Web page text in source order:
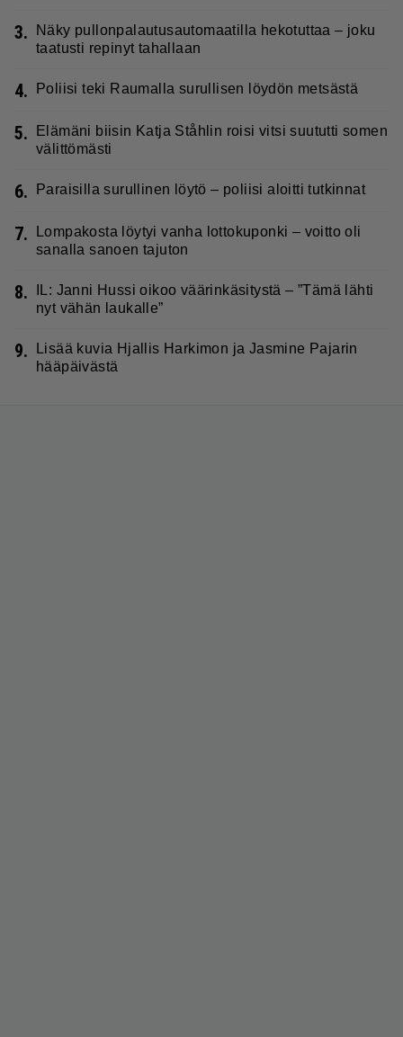
3.
Näky pullonpalautusautomaatilla hekotuttaa – joku
taatusti repinyt tahallaan
4. Poliisi teki Raumalla surullisen löydön metsästä
5.
Elämäni biisin Katja Ståhlin roisi vitsi suututti somen
välittömästi
6. Paraisilla surullinen löytö – poliisi aloitti tutkinnat
7.
Lompakosta löytyi vanha lottokuponki – voitto oli
sanalla sanoen tajuton
8.
IL: Janni Hussi oikoo väärinkäsitystä – ”Tämä lähti
nyt vähän laukalle”
9.
Lisää kuvia Hjallis Harkimon ja Jasmine Pajarin
hääpäivästä